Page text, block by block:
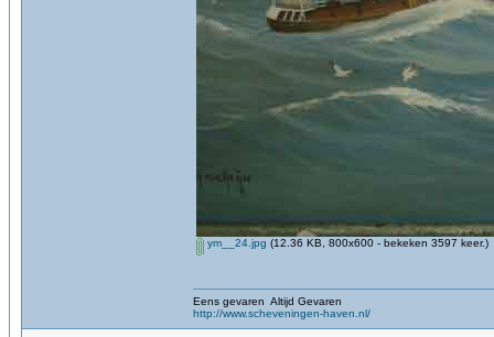
ym__24.jpg (12.36 KB, 800x600 - bekeken 3597 keer.)
Eens gevaren Altijd Gevaren
http://www.scheveningen-haven.nl/